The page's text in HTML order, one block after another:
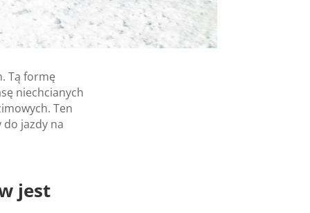
Tą formę
niechcianych
Ten
jazdy na
jest